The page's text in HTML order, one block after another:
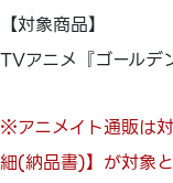
【対象商品】
TVアニメ『ゴール
※アニメイト通販は
細(納品書)】が対象と